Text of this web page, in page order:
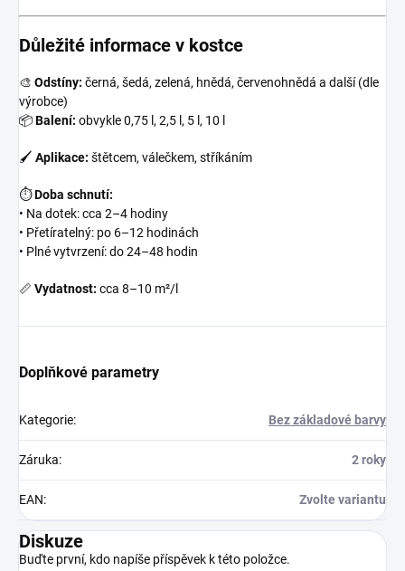
Důležité informace v kostce
🎨 Odstíny: černá, šedá, zelená, hnědá, červenohnědá a další (dle
výrobce)
📦Balení: obvykle 0,75 l, 2,5 l, 5 l, 10 l
🖌 Aplikace: štětcem, válečkem, stříkáním
⏱Doba schnutí:
• Na dotek: cca 2–4 hodiny
• Přetíratelný: po 6–12 hodinách
• Plné vytvrzení: do 24–48 hodin
📏 Vydatnost: cca 8–10 m²/l
Doplňkové parametry
Kategorie: Bez základové barvy
Záruka: 2 roky
EAN: Zvolte variantu
Diskuze
Buďte první, kdo napíše příspěvek k této položce.